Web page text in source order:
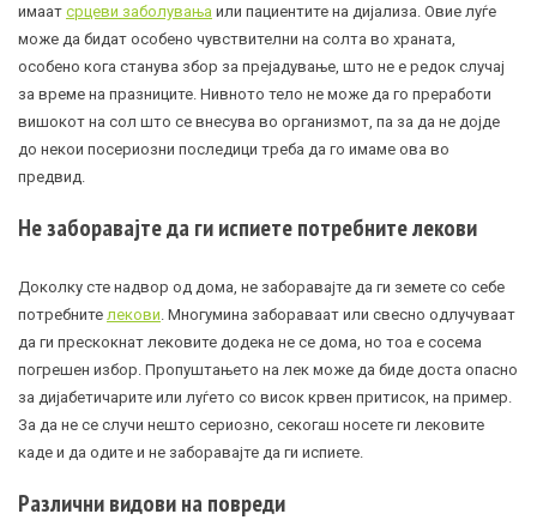
имаат срцеви заболувања или пациентите на дијализа. Овие луѓе
може да бидат особено чувствителни на солта во храната,
особено кога станува збор за прејадување, што не е редок случај
за време на празниците. Нивното тело не може да го преработи
вишокот на сол што се внесува во организмот, па за да не дојде
до некои посериозни последици треба да го имаме ова во
предвид.
Не заборавајте да ги испиете потребните лекови
Доколку сте надвор од дома, не заборавајте да ги земете со себе
потребните лекови . Многумина забораваат или свесно одлучуваат
да ги прескокнат лековите додека не се дома, но тоа е сосема
погрешен избор. Пропуштањето на лек може да биде доста опасно
за дијабетичарите или луѓето со висок крвен притисок, на пример.
За да не се случи нешто сериозно, секогаш носете ги лековите
каде и да одите и не заборавајте да ги испиете.
Различни видови на повреди